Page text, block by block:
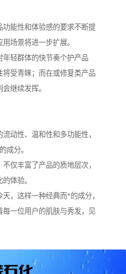
功能性和体验感的要求不断提
场景将进一步扩展。
轻群体的快节奏个护产品
将受青睐；而在或修复类产品
继续发挥。
动性、温和性和多功能性，
成分。
仅丰富了产品的质地层次，
体验。
，这样一种经典而*的成分，
一位用户的肌肤与秀发，见